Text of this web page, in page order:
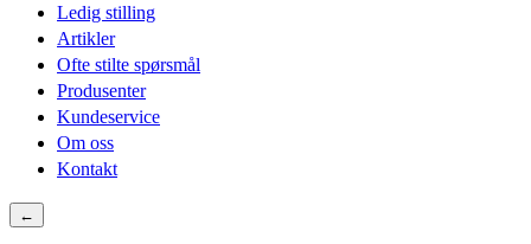
Ledig stilling
Artikler
Ofte stilte spørsmål
Produsenter
Kundeservice
Om oss
Kontakt
←